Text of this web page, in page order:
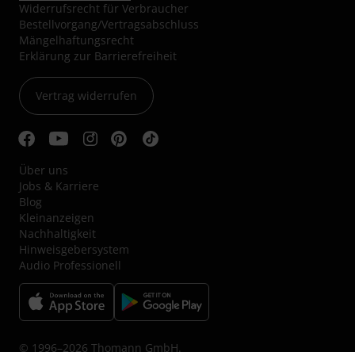
Widerrufsrecht für Verbraucher
Bestellvorgang/Vertragsabschluss
Mängelhaftungsrecht
Erklärung zur Barrierefreiheit
Vertrag widerrufen
Über uns
Jobs & Karriere
Blog
Kleinanzeigen
Nachhaltigkeit
Hinweisgebersystem
Audio Professionell
© 1996–2026 Thomann GmbH.